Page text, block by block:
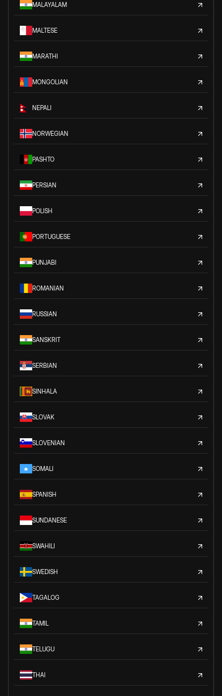
MALAYALAM
MALTESE
MARATHI
MONGOLIAN
NEPALI
NORWEGIAN
PASHTO
PERSIAN
POLISH
PORTUGUESE
PUNJABI
ROMANIAN
RUSSIAN
SANSKRIT
SERBIAN
SINHALA
SLOVAK
SLOVENIAN
SOMALI
SPANISH
SUNDANESE
SWAHILI
SWEDISH
TAGALOG
TAMIL
TELUGU
THAI